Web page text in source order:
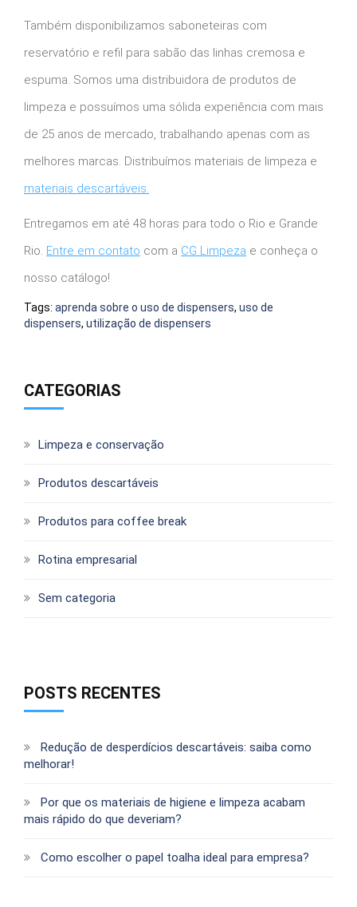
Também disponibilizamos saboneteiras com
reservatório e refil para sabão das linhas cremosa e
espuma. Somos uma distribuidora de produtos de
limpeza e possuímos uma sólida experiência com mais
de 25 anos de mercado, trabalhando apenas com as
melhores marcas. Distribuímos materiais de limpeza e
materiais descartáveis.
Entregamos em até 48 horas para todo o Rio e Grande
Rio. Entre em contato com a CG Limpeza e conheça o
nosso catálogo!
Tags: aprenda sobre o uso de dispensers, uso de
dispensers, utilização de dispensers
CATEGORIAS
Limpeza e conservação
Produtos descartáveis
Produtos para coffee break
Rotina empresarial
Sem categoria
POSTS RECENTES
Redução de desperdícios descartáveis: saiba como
melhorar!
Por que os materiais de higiene e limpeza acabam
mais rápido do que deveriam?
Como escolher o papel toalha ideal para empresa?